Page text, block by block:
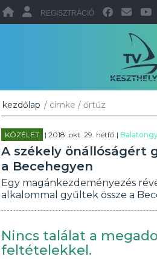
REGISZTRÁCIÓ
kezdőlap / cimke / őrtűz
KÖZÉLET | 2018. okt. 29. hétfő |
A székely önállóságért
a Becehegyen
Egy magánkezdeményezés
alkalommal gyűltek össze a
Nincs találat a
feltételekkel.